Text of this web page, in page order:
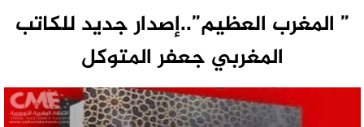
” المغرب العظيم”..إصدار جديد للكاتب
المغربي جعفر المتوكل